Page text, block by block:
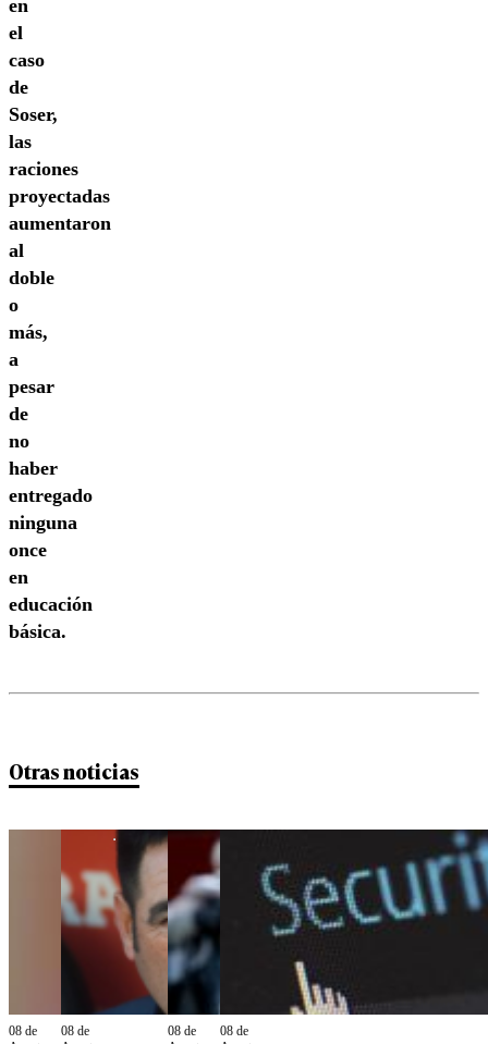
en
el
caso
de
Soser,
las
raciones
proyectadas
aumentaron
al
doble
o
más,
a
pesar
de
no
haber
entregado
ninguna
once
en
educación
básica.
Otras noticias
08 de
08 de
08 de
08 de